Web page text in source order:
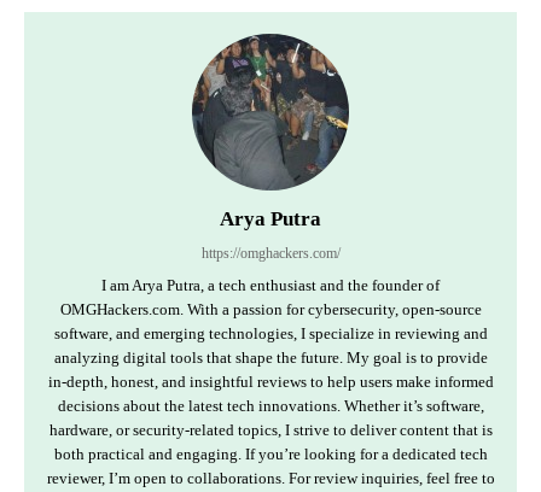
Arya Putra
https://omghackers.com/
I am Arya Putra, a tech enthusiast and the founder of
OMGHackers.com. With a passion for cybersecurity, open-source
software, and emerging technologies, I specialize in reviewing and
analyzing digital tools that shape the future. My goal is to provide
in-depth, honest, and insightful reviews to help users make informed
decisions about the latest tech innovations. Whether it’s software,
hardware, or security-related topics, I strive to deliver content that is
both practical and engaging. If you’re looking for a dedicated tech
reviewer, I’m open to collaborations. For review inquiries, feel free to